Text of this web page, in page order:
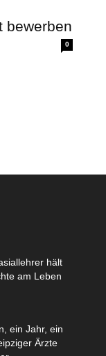
bewerben
0
hält
am Leben
ein Jahr, ein
Ärzte